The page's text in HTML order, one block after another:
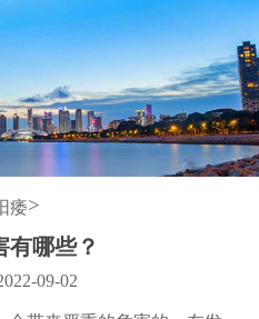
痿>
有哪些？
09-02